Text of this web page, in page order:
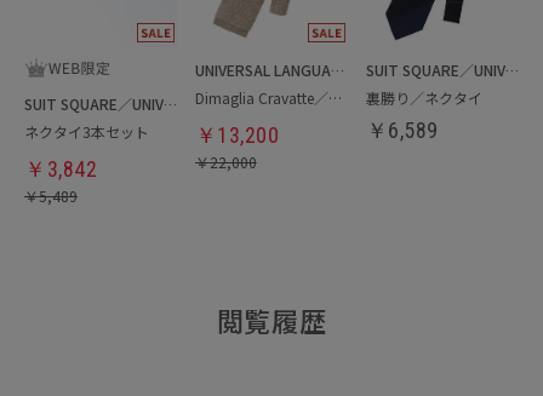
SUIT SQUARE／UNIVERSAL LANGUAGE
ネクタイ3本セット
￥ 3,842
￥5,489
UNIVERSAL LANGUAGE
Dimaglia Cravatte／カシミヤニットタイ
￥ 13,200
￥22,000
SUIT SQUARE／UNIVERSAL LANGUAGE
裏勝り／ネクタイ
￥ 6,589
閲覧履歴